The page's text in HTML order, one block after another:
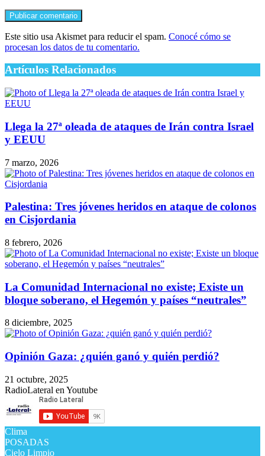
Este sitio usa Akismet para reducir el spam. Conocé cómo se
procesan los datos de tu comentario.
Artículos Relacionados
Llega la 27ª oleada de ataques de Irán contra Israel
y EEUU
7 marzo, 2026
Palestina: Tres jóvenes heridos en ataque de colonos
en Cisjordania
8 febrero, 2026
La Comunidad Internacional no existe; Existe un
bloque soberano, el Hegemón y países “neutrales”
8 diciembre, 2025
Opinión Gaza: ¿quién ganó y quién perdió?
21 octubre, 2025
RadioLateral en Youtube
Clima
POSADAS
Cielo Limpio